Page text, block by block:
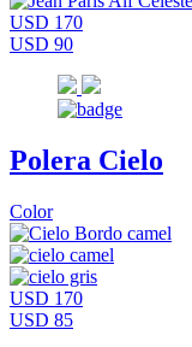
USD 170
USD 90
Polera Cielo
Color
USD 170
USD 85